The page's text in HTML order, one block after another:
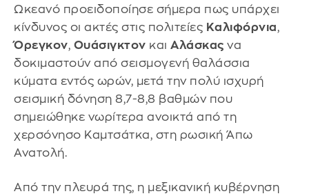
Ωκεανό προειδοποίησε σήμερα πως υπάρχει
κίνδυνος οι ακτές στις πολιτείες Καλιφόρνια,
Όρεγκον, Ουάσιγκτον και Αλάσκας να
δοκιμαστούν από σεισμογενή θαλάσσια
κύματα εντός ωρών, μετά την πολύ ισχυρή
σεισμική δόνηση 8,7-8,8 βαθμών που
σημειώθηκε νωρίτερα ανοικτά από τη
χερσόνησο Καμτσάτκα, στη ρωσική Άπω
Ανατολή.
Από την πλευρά της, η μεξικανική κυβέρνηση